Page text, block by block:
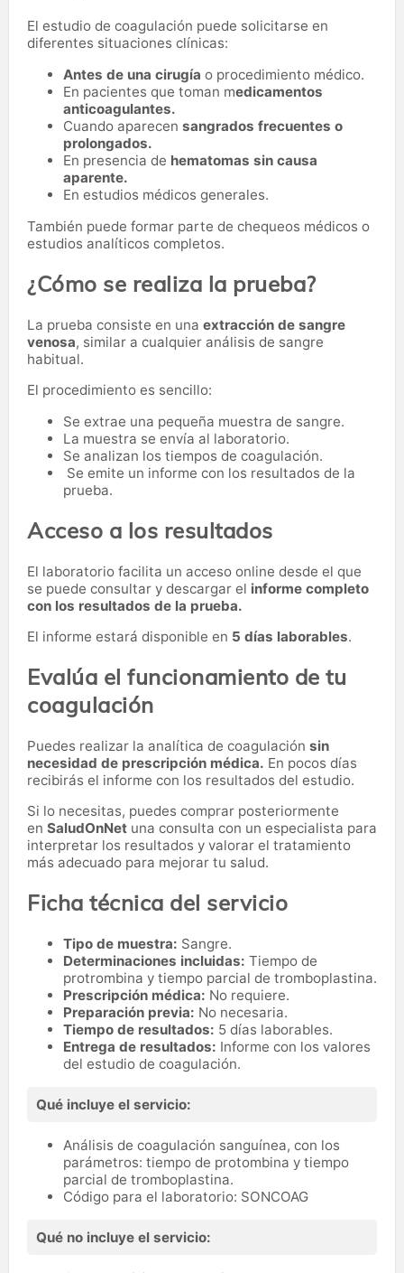
El estudio de coagulación puede solicitarse en
diferentes situaciones clínicas:
Antes de una cirugía o procedimiento médico.
En pacientes que toman medicamentos
anticoagulantes.
Cuando aparecen sangrados frecuentes o
prolongados.
En presencia de hematomas sin causa
aparente.
En estudios médicos generales.
También puede formar parte de chequeos médicos o
estudios analíticos completos.
¿Cómo se realiza la prueba?
La prueba consiste en una extracción de sangre
venosa, similar a cualquier análisis de sangre
habitual.
El procedimiento es sencillo:
Se extrae una pequeña muestra de sangre.
La muestra se envía al laboratorio.
Se analizan los tiempos de coagulación.
Se emite un informe con los resultados de la
prueba.
Acceso a los resultados
El laboratorio facilita un acceso online desde el que
se puede consultar y descargar el informe completo
con los resultados de la prueba.
El informe estará disponible en 5 días laborables.
Evalúa el funcionamiento de tu
coagulación
Puedes realizar la analítica de coagulación sin
necesidad de prescripción médica. En pocos días
recibirás el informe con los resultados del estudio.
Si lo necesitas, puedes comprar posteriormente
en SaludOnNet una consulta con un especialista para
interpretar los resultados y valorar el tratamiento
más adecuado para mejorar tu salud.
Ficha técnica del servicio
Tipo de muestra: Sangre.
Determinaciones incluidas: Tiempo de
protrombina y tiempo parcial de tromboplastina.
Prescripción médica: No requiere.
Preparación previa: No necesaria.
Tiempo de resultados: 5 días laborables.
Entrega de resultados: Informe con los valores
del estudio de coagulación.
Qué incluye el servicio:
Análisis de coagulación sanguínea, con los
parámetros: tiempo de protombina y tiempo
parcial de tromboplastina.
Código para el laboratorio: SONCOAG
Qué no incluye el servicio: